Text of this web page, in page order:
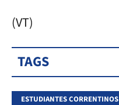
(VT)
TAGS
ESTUDIANTES CORRENTINOS